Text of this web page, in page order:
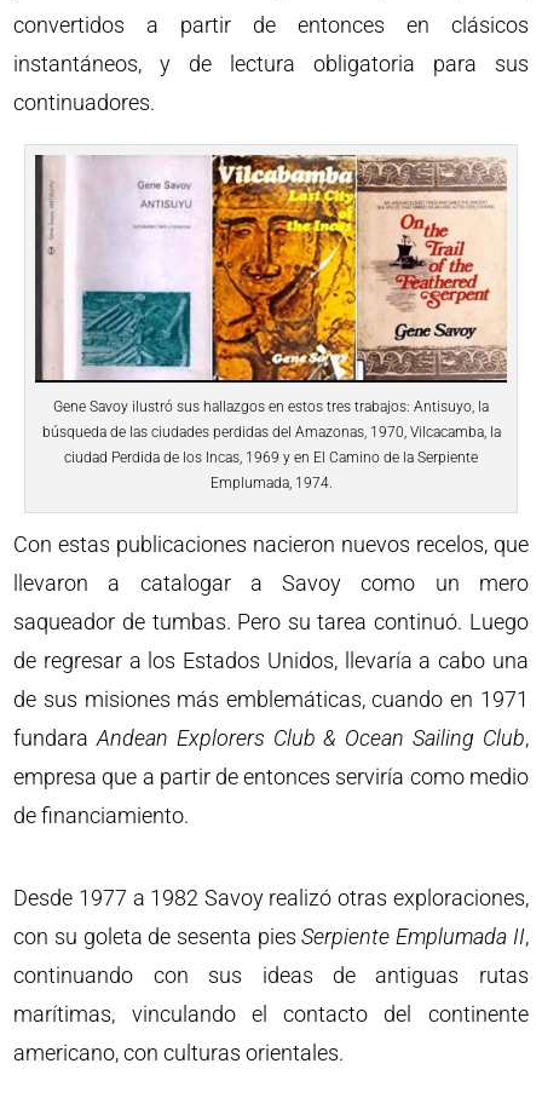
convertidos a partir de entonces en clásicos
instantáneos, y de lectura obligatoria para sus
continuadores.
Gene Savoy ilustró sus hallazgos en estos tres trabajos: Antisuyo, la
búsqueda de las ciudades perdidas del Amazonas, 1970, Vilcacamba, la
ciudad Perdida de los Incas, 1969 y en El Camino de la Serpiente
Emplumada, 1974.
Con estas publicaciones nacieron nuevos recelos, que
llevaron a catalogar a Savoy como un mero
saqueador de tumbas. Pero su tarea continuó. Luego
de regresar a los Estados Unidos, llevaría a cabo una
de sus misiones más emblemáticas, cuando en 1971
fundaraAndean Explorers Club & Ocean Sailing Club,
empresa que a partir de entonces serviría como medio
de financiamiento.
Desde 1977 a 1982 Savoy realizó otras exploraciones,
con su goleta de sesenta piesSerpiente Emplumada II,
continuando con sus ideas de antiguas rutas
marítimas, vinculando el contacto del continente
americano, con culturas orientales.